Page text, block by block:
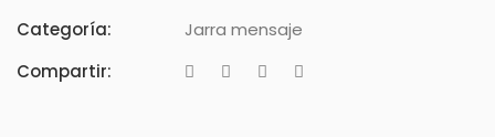
Categoría:
Jarra mensaje
Compartir: